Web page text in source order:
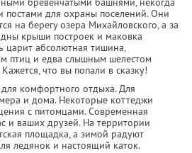
для охраны поселений. Они
на берегу озера Михайловского, а за
крыши построек и маковка
царит абсолютная тишина,
птиц и едва слышным шелестом
что вы попали в сказку!
комфортного отдыха. Для
и дома. Некоторые коттеджи
с питомцами. Современная
и ваших друзей. На территории
площадка, а зимой радуют
ледянок и настоящий каток.